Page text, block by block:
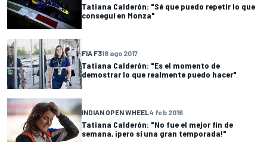
Tatiana Calderón: "Sé que puedo repetir lo que
conseguí en Monza"
FIA F318 ago 2017
Tatiana Calderón: "Es el momento de
demostrar lo que realmente puedo hacer"
INDIAN OPEN WHEEL4 feb 2016
Tatiana Calderón: "No fue el mejor fin de
semana, ¡pero sí una gran temporada!"